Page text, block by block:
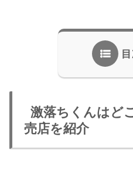
激落ちくんはど
売店を紹介